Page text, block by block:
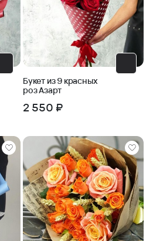
Букет из 9 красных
роз Азарт
2 550 ₽